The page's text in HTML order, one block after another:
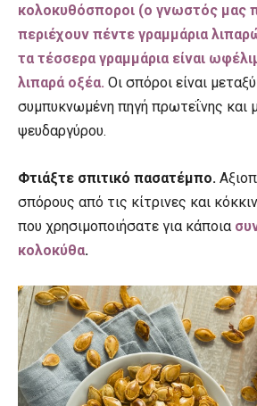
κολοκυθόσποροι (ο γνωστός μας
περιέχουν πέντε γραμμάρια
τα τέσσερα γραμμάρια είναι
λιπαρά οξέα. Οι σπόροι είναι
συμπυκνωμένη πηγή πρωτεΐνης και
ψευδαργύρου.
Φτιάξτε σπιτικό πασατέμπο.
σπόρους από τις κίτρινες και
που χρησιμοποιήσατε για κάποια
κολοκύθα.